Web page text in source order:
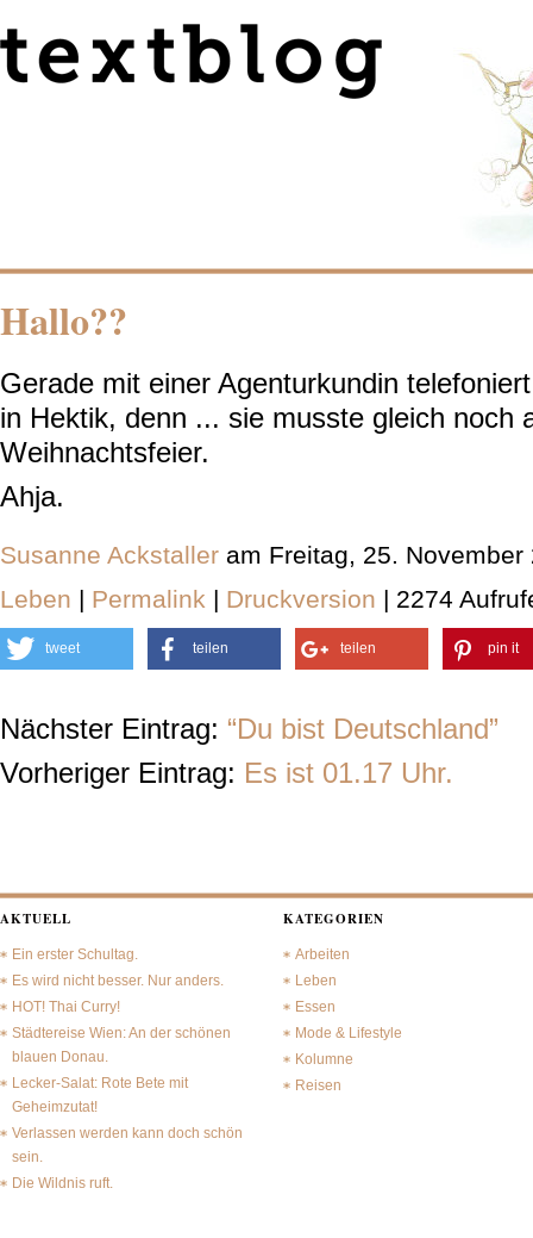
Hallo??
Gerade mit einer Agenturkundin
in Hektik, denn ... sie musste gleich noch
Weihnachtsfeier.
Ahja.
Susanne Ackstaller am Freitag, 25.
Leben | Permalink | Druckversion | 2274
tweet teilen teilen pin it
Nächster Eintrag: “Du bist Deutschland”
Vorheriger Eintrag: Es ist 01.17 Uhr.
AKTUELL
Ein erster Schultag.
Es wird nicht besser. Nur anders.
HOT! Thai Curry!
Städtereise Wien: An der schönen
blauen Donau.
Lecker-Salat: Rote Bete mit
Geheimzutat!
Verlassen werden kann doch schön
sein.
Die Wildnis ruft.
KATEGORIEN
Arbeiten
Leben
Essen
Mode & Lifestyle
Kolumne
Reisen